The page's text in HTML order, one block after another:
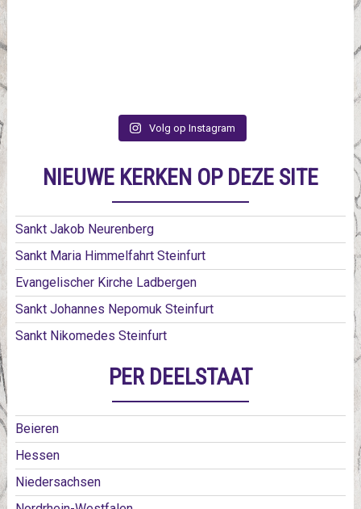
Volg op Instagram
NIEUWE KERKEN OP DEZE SITE
Sankt Jakob Neurenberg
Sankt Maria Himmelfahrt Steinfurt
Evangelischer Kirche Ladbergen
Sankt Johannes Nepomuk Steinfurt
Sankt Nikomedes Steinfurt
PER DEELSTAAT
Beieren
Hessen
Niedersachsen